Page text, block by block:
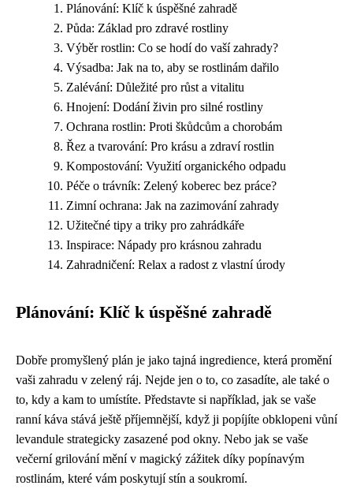
Plánování: Klíč k úspěšné zahradě
Půda: Základ pro zdravé rostliny
Výběr rostlin: Co se hodí do vaší zahrady?
Výsadba: Jak na to, aby se rostlinám dařilo
Zalévání: Důležité pro růst a vitalitu
Hnojení: Dodání živin pro silné rostliny
Ochrana rostlin: Proti škůdcům a chorobám
Řez a tvarování: Pro krásu a zdraví rostlin
Kompostování: Využití organického odpadu
Péče o trávník: Zelený koberec bez práce?
Zimní ochrana: Jak na zazimování zahrady
Užitečné tipy a triky pro zahrádkáře
Inspirace: Nápady pro krásnou zahradu
Zahradničení: Relax a radost z vlastní úrody
Plánování: Klíč k úspěšné zahradě
Dobře promyšlený plán je jako tajná ingredience, která promění
vaši zahradu v zelený ráj. Nejde jen o to, co zasadíte, ale také o
to, kdy a kam to umístíte. Představte si například, jak se vaše
ranní káva stává ještě příjemnější, když ji popíjíte obklopeni vůní
levandule strategicky zasazené pod okny. Nebo jak se vaše
večerní grilování mění v magický zážitek díky popínavým
rostlinám, které vám poskytují stín a soukromí.